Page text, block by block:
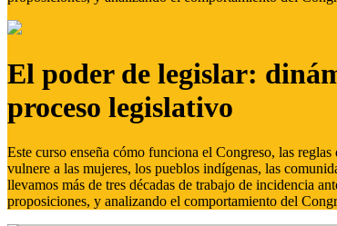
El poder de legislar:
proceso legislativo
Este curso enseña cómo funciona el Congreso, las
vulnere a las mujeres, los pueblos indígenas, las
llevamos más de tres décadas de trabajo de incidencia
proposiciones, y analizando el comportamiento del